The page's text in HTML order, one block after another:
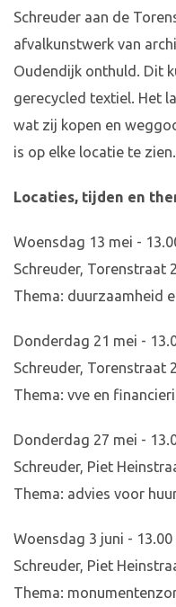
Schreuder aan de
afvalkunstwerk van
Oudendijk onthuld. Dit
gerecycled textiel. Het
wat zij kopen en
is op elke locatie te zien.
Locaties, tijden en
Woensdag 13 mei -
Schreuder, Torenstraat 2
Thema: duurzaamheid
Donderdag 21 mei -
Schreuder, Torenstraat 2
Thema: vve en
Donderdag 27 mei -
Schreuder, Piet
Thema: advies voor
Woensdag 3 juni -
Schreuder, Piet
Thema: